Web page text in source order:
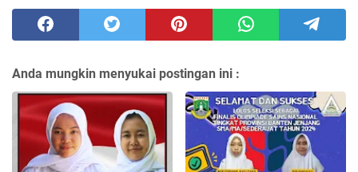
Anda mungkin menyukai postingan ini :